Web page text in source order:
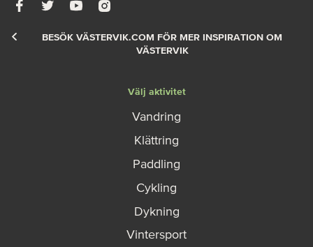
BESÖK VÄSTERVIK.COM FÖR MER INSPIRATION OM
VÄSTERVIK
Välj aktivitet
Vandring
Klättring
Paddling
Cykling
Dykning
Vintersport